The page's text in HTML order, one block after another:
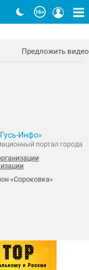
Предложить видео
Инфо»
портал города
«Сороковка»